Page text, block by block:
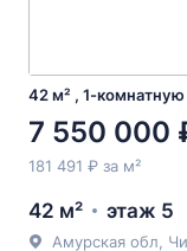
42 м² , 1-комнатную
7 550 000
181 491 ₽ за м²
42 м² этаж 5
Амурская обл,